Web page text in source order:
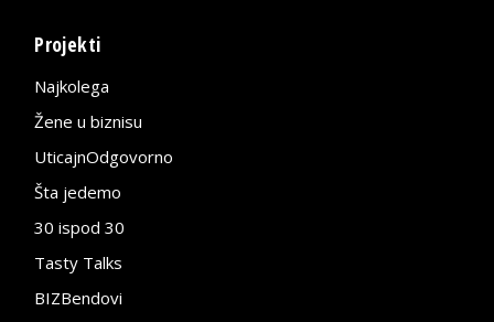
Projekti
Najkolega
Žene u biznisu
UticajnOdgovorno
Šta jedemo
30 ispod 30
Tasty Talks
BIZBendovi